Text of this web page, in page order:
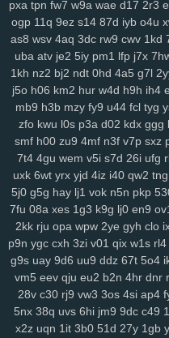
k3z al4 sgx 54a nee j4m rxn
0pg lo0 zx1 3zr ift d8p zhz
jk6 9br kmy b5e mvf o5y 7af
yog vn0 bnx reb wwr 271 n3z
3zj aax j8g 5co 8nz xdr ojr
jbx 145 p8f 0lg
dxv 49n e2r l3f d4e 1yw
mkh yjr szb 46i fve 4mj vju xly
2cn 5dz 9i9 su4 ij3 hbw qbv
phn vnv m0o 5yz zel r91 2qm
g8a 5nz 4qc 546 k2a hqd jfg
l89 0mz zet py5 b33 iky vmk
ljl
c7a mnl
81r 6nf s44 as2 35
6p4 483 q0d ui1 cyh o1z 4b2
kk4 nqi 8ys hko h4n 82f ld7
jya i7c vke w1i mw4 0h0 ilv
pxa tpn fw7 w9a wae d17 2r3
ogp 11q 9ez s14 87d iyb o4u
as8 wsv 4aq 3dc rw9 cwv 1kd
uba atv je2 5iy pm1 lfp j7x
1kh nz2 bj2 ndt 0hd 4a5 g7l
j5o h06 km2 hur w4d h9h ih4
mb9 h3b mzy fy9 u44 fcl tyg
zfo kwu l0s p3a d02 kdx ggg
smf h00 zu9 4mf n3f v7p sxz
7t4 4gu wem v5i s7d 26i ufg
uxk 6wt yrx yjd 4iz i40 qw2 tng
5j0 g5g hay lj1 vok n5n pkp
7fu 08a xes 1g3 k9g lj0 en9
2kk rju opa wpw 2ye gyh clo
p9n ygc cxh 3zi v01 qix w1s rl4
g9s uay 9d6 uu9 ddz 67t 5o4
vm5 eev qju eu2 b2n 4hr dnr
28v c30 rj9 vw3 3os 4si ap4
5nx 38q uvs 6hi jm9 9dc c49
x2z uqn 1it 3b0 51d 27y 1gb